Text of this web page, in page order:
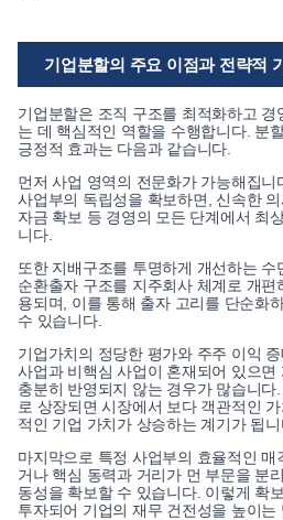
기업분할의 주요 이점과 전략적
기업분할은 조직 구조를 최적화하고
는 데 핵심적인 역할을 수행합니다. 분
긍정적 효과는 다음과 같습니다.
먼저 사업 영역의 전문화가 가능해집
사업부의 독립성을 확보하면, 신속한
자금 확보 등 경영의 모든 단계에서 최
니다.
또한 지배구조를 투명하게 개선하는
순환출자 구조를 지주회사 체계로 개
용되며, 이를 통해 출자 고리를 단순화
수 있습니다.
기업가치의 정당한 평가와 주주 이익
사업과 비핵심 사업이 혼재되어 있으면
충분히 반영되지 않는 경우가 많습니다
로 상장되면 시장에서 보다 객관적인
적인 기업 가치가 상승하는 계기가 됩니
마지막으로 특정 사업부의 효율적인
거나 핵심 동력과 거리가 먼 부문을 분
동성을 확보할 수 있습니다. 이렇게 확
투자되어 기업의 재무 건전성을 높이는